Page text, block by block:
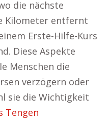
die nächste
Kilometer entfernt
Erste-Hilfe-Kurs
Diese Aspekte
Menschen die
verzögern oder
sie die Wichtigkeit
Tengen